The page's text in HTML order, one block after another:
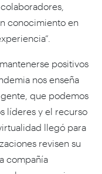
conocimiento en
positivos
nos enseña
que podemos
líderes y el recurso
llegó para
revisen su
compañía